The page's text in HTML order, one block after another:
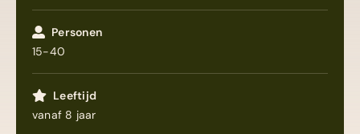
Survivalkamp
Manege
Schoolkamp
Personen
15-40
Leeftijd
vanaf 8 jaar